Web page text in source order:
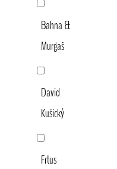
Bahna &
Murgaš
David
Kušický
Frtus